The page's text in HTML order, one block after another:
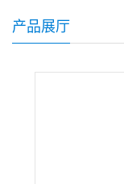
产品展厅